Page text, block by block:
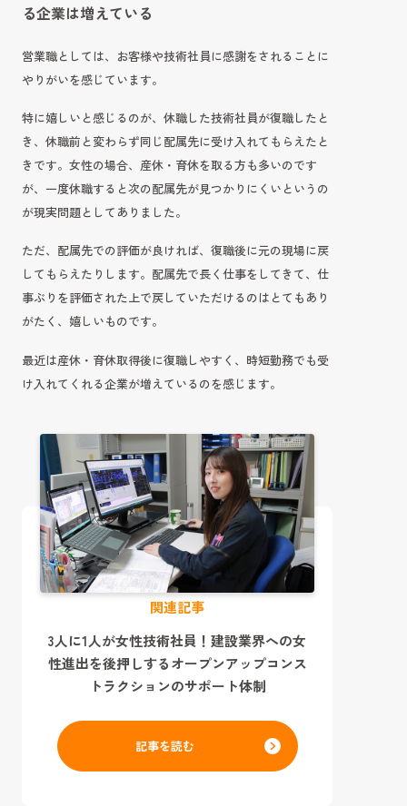
る企業は増えている
営業職としては、お客様や技術社員に感謝をされることに
やりがいを感じています。
特に嬉しいと感じるのが、休職した技術社員が復職したと
き、休職前と変わらず同じ配属先に受け入れてもらえたと
きです。女性の場合、産休・育休を取る方も多いのです
が、一度休職すると次の配属先が見つかりにくいというの
が現実問題としてありました。
ただ、配属先での評価が良ければ、復職後に元の現場に戻
してもらえたりします。配属先で長く仕事をしてきて、仕
事ぶりを評価された上で戻していただけるのはとてもあり
がたく、嬉しいものです。
最近は産休・育休取得後に復職しやすく、時短勤務でも受
け入れてくれる企業が増えているのを感じます。
関連記事
3人に1人が女性技術社員！建設業界への女
性進出を後押しするオープンアップコンス
トラクションのサポート体制
記事を読む